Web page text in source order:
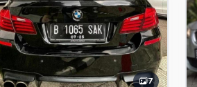
7